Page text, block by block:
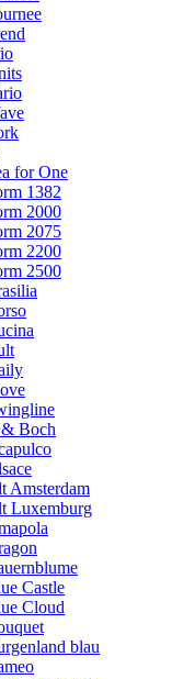
for One
1382
2000
2075
2200
2500
Boch
Amsterdam
Luxemburg
Castle
Cloud
blau